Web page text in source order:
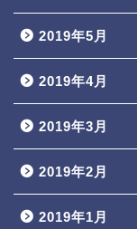
2019年5月
2019年4月
2019年3月
2019年2月
2019年1月